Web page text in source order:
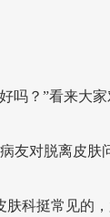
吗？”看来大
友对脱离皮肤
肤科挺常见的